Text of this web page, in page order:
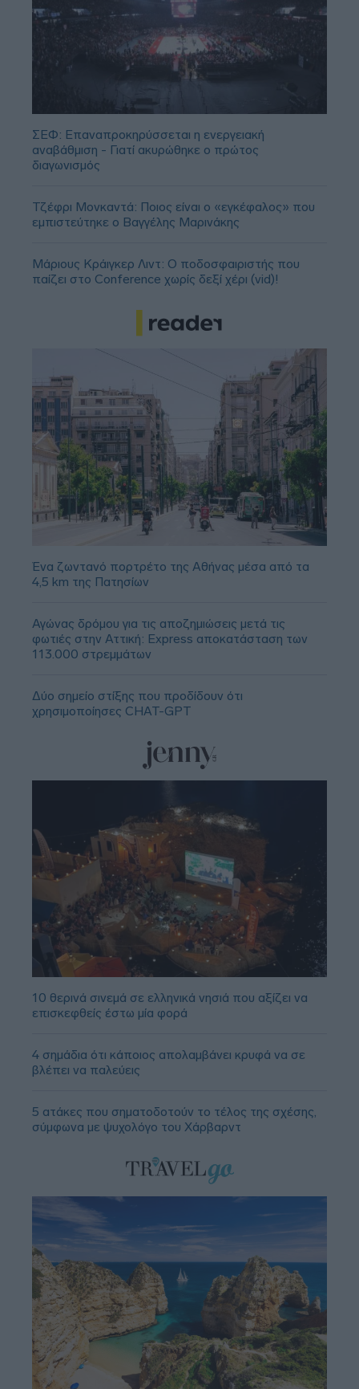
ΣΕΦ: Επαναπροκηρύσσεται η ενεργειακή
αναβάθμιση - Γιατί ακυρώθηκε ο πρώτος
διαγωνισμός
Τζέφρι Μονκαντά: Ποιος είναι ο «εγκέφαλος» που
εμπιστεύτηκε ο Βαγγέλης Μαρινάκης
Μάριους Κράιγκερ Λιντ: Ο ποδοσφαιριστής που
παίζει στο Conference χωρίς δεξί χέρι (vid)!
Ένα ζωντανό πορτρέτο της Αθήνας μέσα από τα
4,5 km της Πατησίων
Αγώνας δρόμου για τις αποζημιώσεις μετά τις
φωτιές στην Αττική: Express αποκατάσταση των
113.000 στρεμμάτων
Δύο σημείο στίξης που προδίδουν ότι
χρησιμοποίησες CHAT-GPT
10 θερινά σινεμά σε ελληνικά νησιά που αξίζει να
επισκεφθείς έστω μία φορά
4 σημάδια ότι κάποιος απολαμβάνει κρυφά να σε
βλέπει να παλεύεις
5 ατάκες που σηματοδοτούν το τέλος της σχέσης,
σύμφωνα με ψυχολόγο του Χάρβαρντ